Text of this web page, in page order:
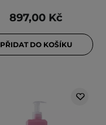
897,00 Kč
PŘIDAT DO KOŠÍKU